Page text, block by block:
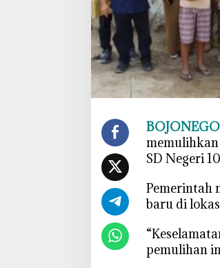
o
k
s
i
S
N
1
0
L
n
g
P
a
SD Negeri
‎Pemerintah
baru di
pemulihan